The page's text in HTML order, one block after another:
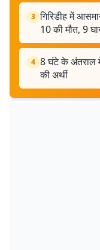
3 गिरिडीह में
10 की मौत, 9
4 8 घंटे के अंतराल में
की अर्थी